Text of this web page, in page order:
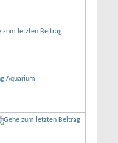
Aquarium